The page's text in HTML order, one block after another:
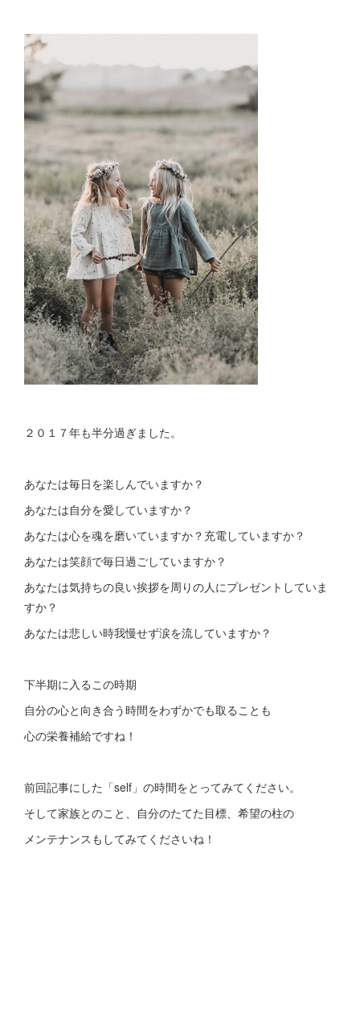
２０１７年も半分過ぎました。
あなたは毎日を楽しんでいますか？
あなたは自分を愛していますか？
あなたは心を魂を磨いていますか？充電していますか？
あなたは笑顔で毎日過ごしていますか？
あなたは気持ちの良い挨拶を周りの人にプレゼントしていま
すか？
あなたは悲しい時我慢せず涙を流していますか？
下半期に入るこの時期
自分の心と向き合う時間をわずかでも取ることも
心の栄養補給ですね！
前回記事にした「self」の時間をとってみてください。
そして家族とのこと、自分のたてた目標、希望の柱の
メンテナンスもしてみてくださいね！